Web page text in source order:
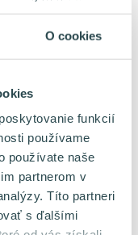
O cookies
funkcií
používame
používate naše
partnerom v
Títo partneri
s ďalšími
kontrakt
kontrakt